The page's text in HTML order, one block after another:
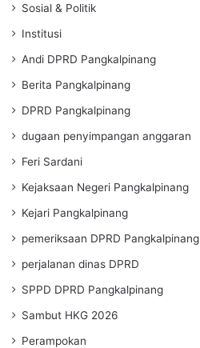
Sosial & Politik
Institusi
Andi DPRD Pangkalpinang
Berita Pangkalpinang
DPRD Pangkalpinang
dugaan penyimpangan anggaran
Feri Sardani
Kejaksaan Negeri Pangkalpinang
Kejari Pangkalpinang
pemeriksaan DPRD Pangkalpinang
perjalanan dinas DPRD
SPPD DPRD Pangkalpinang
Sambut HKG 2026
Perampokan